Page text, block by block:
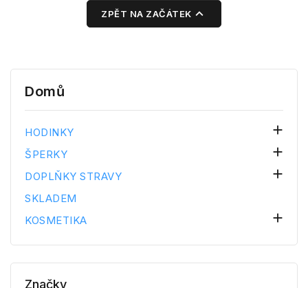
ZPĚT NA ZAČÁTEK 
Domů
HODINKY 
ŠPERKY 
DOPLŇKY STRAVY 
SKLADEM
KOSMETIKA

Značky